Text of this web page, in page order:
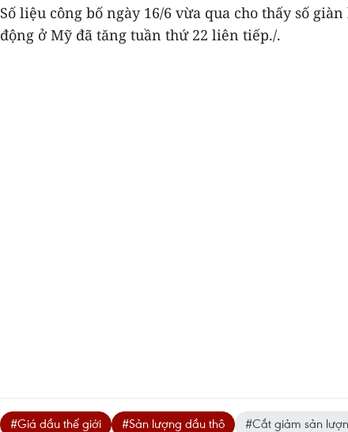
Số liệu công bố ngày 16/6 vừa qua cho thấy số
động ở Mỹ đã tăng tuần thứ 22 liên tiếp./.
#Giá dầu thế giới #Sản lượng dầu thô #Cắt giảm sản